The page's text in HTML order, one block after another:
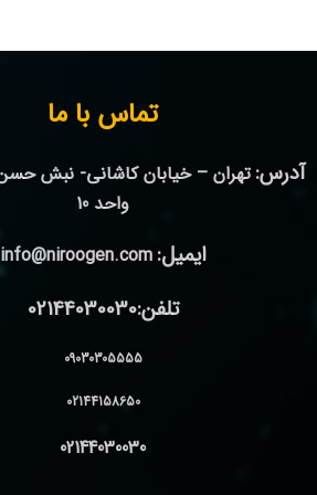
تماس با ما
آدرس:
واحد 10
ایمیل: info@niroogen.com
تلفن:02144030030
09030305555
02144158650
02144030030